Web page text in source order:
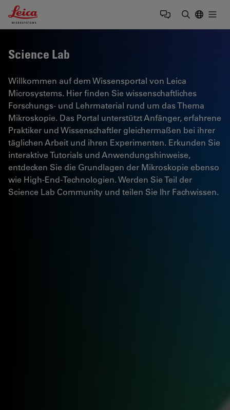
Leica Microsystems Logo
Science Lab
Willkommen auf dem Wissensportal von Leica
Microsystems. Hier finden Sie wissenschaftliches
Forschungs- und Lehrmaterial rund um das Thema
Mikroskopie. Das Portal unterstützt Anfänger, erfahrene
Praktiker und Wissenschaftler gleichermaßen bei ihrer
täglichen Arbeit und ihren Experimenten. Erkunden Sie
interaktive Tutorials und Anwendungshinweise,
entdecken Sie die Grundlagen der Mikroskopie ebenso
wie High-End-Technologien. Werden Sie Teil der
Science Lab Community und teilen Sie Ihr Fachwissen.